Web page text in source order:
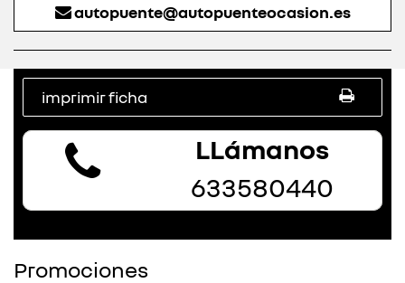
autopuente@autopuenteocasion.es
imprimir ficha
LLámanos
633580440
Promociones